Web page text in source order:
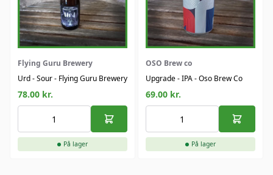
Flying Guru Brewery
Urd - Sour - Flying Guru Brewery
78.00 kr.
På lager
OSO Brew co
Upgrade - IPA - Oso Brew Co
69.00 kr.
På lager